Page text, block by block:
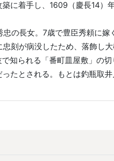
に着手し、1609（慶長14
の長女。7歳で豊臣秀頼に
刻が病没したため、落飾し
知られる「番町皿屋敷」の
たとされる。もとは釣瓶取